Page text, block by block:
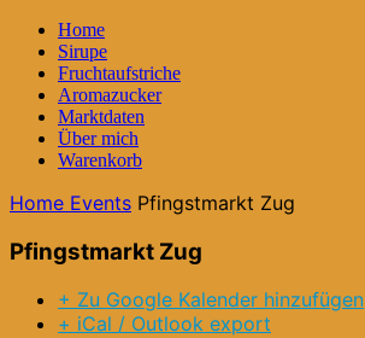
Home
Sirupe
Fruchtaufstriche
Aromazucker
Marktdaten
Über mich
Warenkorb
Home Events Pfingstmarkt Zug
Pfingstmarkt Zug
+ Zu Google Kalender hinzufügen
+ iCal / Outlook export